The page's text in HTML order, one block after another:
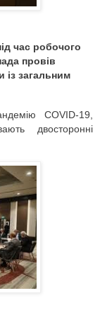
час робочого
провів
із загальним
COVID-19,
двосторонні